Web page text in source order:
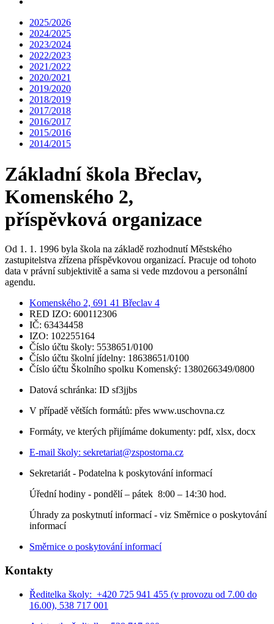
2025/2026
2024/2025
2023/2024
2022/2023
2021/2022
2020/2021
2019/2020
2018/2019
2017/2018
2016/2017
2015/2016
2014/2015
Základní škola Břeclav,
Komenského 2,
příspěvková organizace
Od 1. 1. 1996 byla škola na základě rozhodnutí Městského
zastupitelstva zřízena příspěvkovou organizací. Pracuje od tohoto
data v právní subjektivitě a sama si vede mzdovou a personální
agendu.
Komenského 2, 691 41 Břeclav 4
RED IZO: 600112306
IČ: 63434458
IZO: 102255164
Číslo účtu školy: 5538651/0100
Číslo účtu školní jídelny: 18638651/0100
Číslo účtu Školního spolku Komenský: 1380266349/0800
Datová schránka: ID sf3jjbs
V případě větších formátů: přes www.uschovna.cz
Formáty, ve kterých přijímáme dokumenty: pdf, xlsx, docx
E-mail školy: sekretariat@zspostorna.cz
Sekretariát - Podatelna k poskytování informací
Úřední hodiny - pondělí – pátek 8:00 – 14:30 hod.
Úhrady za poskytnutí informací - viz Směrnice o poskytování
informací
Směrnice o poskytování informací
Kontakty
Ředitelka školy: +420 725 941 455 (v provozu od 7.00 do
16.00), 538 717 001